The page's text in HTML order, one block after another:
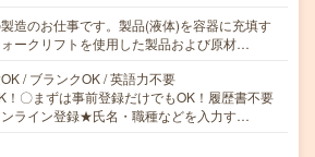
造のお仕事です。製品(液体)を容器に充填す
ークリフトを使用した製品および原材…
/ ブランクOK / 英語力不要
〇まずは事前登録だけでもOK！履歴書不要
ライン登録★氏名・職種などを入力す…